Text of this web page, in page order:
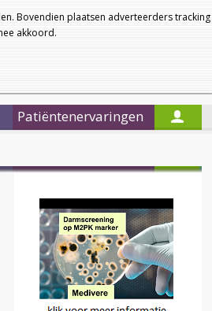
Bovendien plaatsen adverteerders tracking
akkoord.
a
a
Nieuwsbrief
Startpagina
Patiëntenervaringen